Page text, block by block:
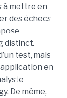
à mettre en
des échecs
distinct.
test, mais
en
De même,